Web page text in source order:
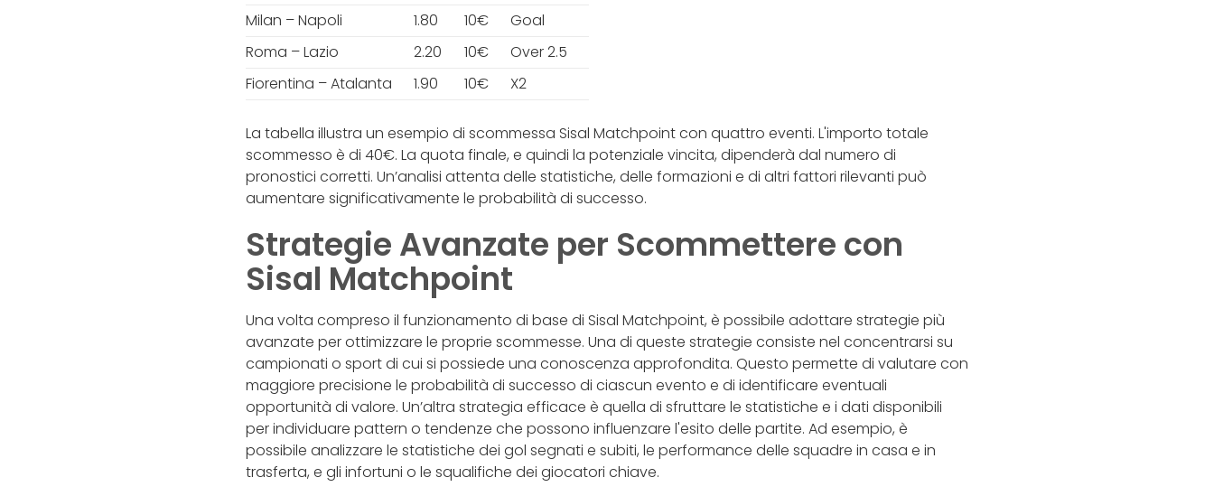
Milan – Napoli
1.80 10€
Goal
Roma – Lazio
2.20 10€
Over 2.5
Fiorentina – Atalanta
1.90 10€ X2
La tabella illustra un esempio di scommessa Sisal Matchpoint con quattro eventi. L'importo totale
scommesso è di 40€. La quota finale, e quindi la potenziale vincita, dipenderà dal numero di
pronostici corretti. Un’analisi attenta delle statistiche, delle formazioni e di altri fattori rilevanti può
aumentare significativamente le probabilità di successo.
Strategie Avanzate per Scommettere con
Sisal Matchpoint
Una volta compreso il funzionamento di base di Sisal Matchpoint, è possibile adottare strategie più
avanzate per ottimizzare le proprie scommesse. Una di queste strategie consiste nel concentrarsi su
campionati o sport di cui si possiede una conoscenza approfondita. Questo permette di valutare con
maggiore precisione le probabilità di successo di ciascun evento e di identificare eventuali
opportunità di valore. Un’altra strategia efficace è quella di sfruttare le statistiche e i dati disponibili
per individuare pattern o tendenze che possono influenzare l'esito delle partite. Ad esempio, è
possibile analizzare le statistiche dei gol segnati e subiti, le performance delle squadre in casa e in
trasferta, e gli infortuni o le squalifiche dei giocatori chiave.